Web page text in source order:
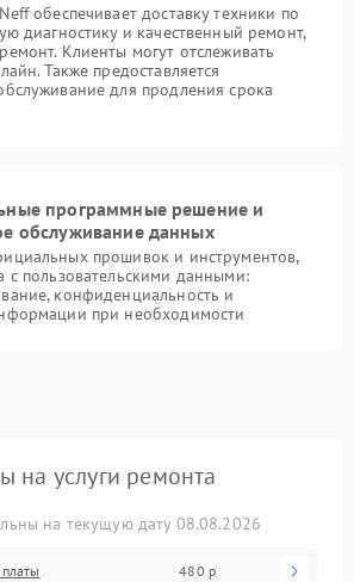
обеспечивает доставку техники по
диагностику и качественный ремонт,
Клиенты могут отслеживать
Также предоставляется
для продления срока
программные решение и
обслуживание данных
прошивок и инструментов,
с пользовательскими данными:
конфиденциальность и
при необходимости
на услуги ремонта
на текущую дату 08.08.2026
480 р